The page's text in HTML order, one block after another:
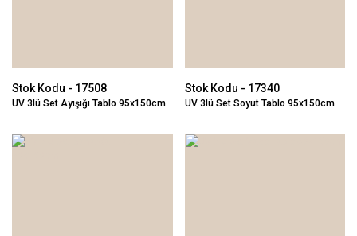
Stok Kodu - 17508
UV 3lü Set Ayışığı Tablo 95x150cm
Stok Kodu - 17340
UV 3lü Set Soyut Tablo 95x150cm